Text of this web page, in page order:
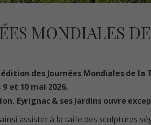
MONDIALES
des Journées Mondiales de
et 10 mai 2026.
Eyrignac & ses Jardins ouvre
assister à la taille des sculptures